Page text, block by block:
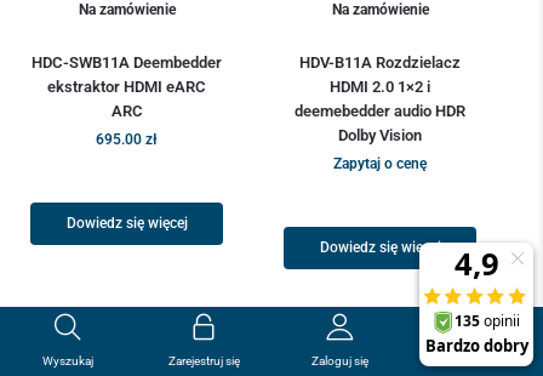
Na zamówienie
HDC-SWB11A Deembedder
ekstraktor HDMI eARC
ARC
695.00 zł
Dowiedz się więcej
Na zamówienie
HDV-B11A Rozdzielacz
HDMI 2.0 1×2 i
deemebedder audio HDR
Dolby Vision
Zapytaj o cenę
Dowiedz się więcej
Wyszukaj Zarejestruj się Zaloguj się 0.00zł
0